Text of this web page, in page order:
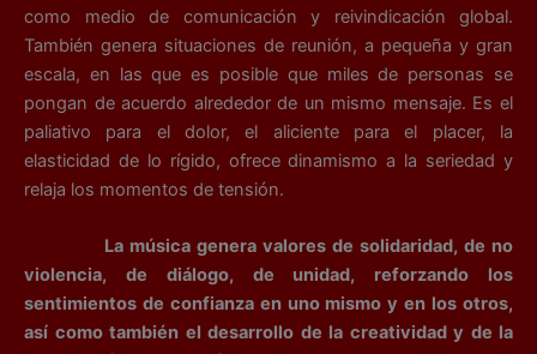
como medio de comunicación y reivindicación global.
También genera situaciones de reunión, a pequeña y gran
escala, en las que es posible que miles de personas se
pongan de acuerdo alrededor de un mismo mensaje. Es el
paliativo para el dolor, el aliciente para el placer, la
elasticidad de lo rígido, ofrece dinamismo a la seriedad y
relaja los momentos de tensión.
La música genera valores de solidaridad, de no
violencia, de diálogo, de unidad, reforzando los
sentimientos de confianza en uno mismo y en los otros,
así como también el desarrollo de la creatividad y de la